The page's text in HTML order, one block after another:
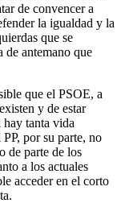
de convencer a
la igualdad y la
que se
de antemano que
que el PSOE, a
y de estar
tanta vida
por su parte, no
de parte de los
a los actuales
acceder en el corto